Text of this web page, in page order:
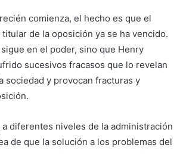
comienza, el hecho es que el
de la oposición ya se ha vencido.
en el poder, sino que Henry
sucesivos fracasos que lo revelan
sociedad y provocan fracturas y
a diferentes niveles de la administración
de que la solución a los problemas del